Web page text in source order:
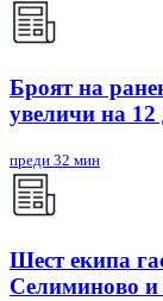
Броят на
увеличи на
преди 32 мин
Шест екипа
Селиминово и